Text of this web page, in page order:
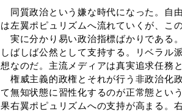
同質政治という嫌な時代になった。自
は左翼ポピュリズムへ流れていくが、こ
実に分かり易い政治指標ばかりである
しばしば公然として支持する。リベラル
想なのだ。主流メディアは真実追求任務
権威主義的政権とそれが行う非政治化
て無知状態に習性化するのが正常態とい
果右翼ポピュリズムへの支持が高まる。